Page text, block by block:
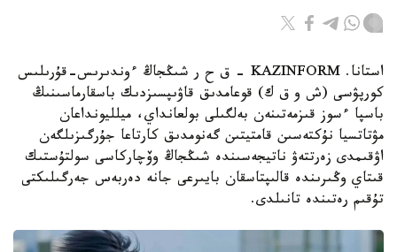
استانا. KAZINFORM – ق ح ر شىڭجاڭ ءوندىرىس-قۇرىلىس
كورپۋسى (ش و ق ك) قوعامدىق قاۋىپسىزدىك باسقارماسىنىڭ
باسپا ءسوز قىزمەتىنەن بەلگىلى بولعانداي، ميلليونداعان
مۋتاتسيا نۇكتەسىن قامتيتىن گەنومدىق كارتاعا جۇرگىزىلگەن
اۋقىمدى زەرتتەۋ ناتيجەسىندە شىڭجاڭ وۆچاركاسى سولتۇستىك
قىتاي وڭىرىندە قالىپتاسقان بايىرعى جانە دەربەس جەرگىلىكتى
تۇقىم رەتىندە تانىلدى.